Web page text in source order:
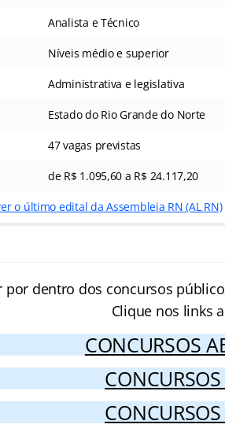
Analista e Técnico
Níveis médio e superior
Administrativa e legislativa
Estado do Rio Grande do Norte
47 vagas previstas
de R$ 1.095,60 a R$ 24.117,20
o último edital da Assembleia RN (AL RN)
por dentro dos concursos
Clique nos links
CONCURSOS